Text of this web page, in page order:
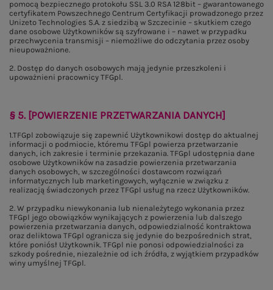
pomocą bezpiecznego protokołu SSL 3.0 RSA 128bit – gwarantowanego
certyfikatem Powszechnego Centrum Certyfikacji prowadzonego przez
Unizeto Technologies S.A. z siedzibą w Szczecinie – skutkiem czego
dane osobowe Użytkowników są szyfrowane i – nawet w przypadku
przechwycenia transmisji – niemożliwe do odczytania przez osoby
nieupoważnione.
2. Dostęp do danych osobowych mają jedynie przeszkoleni i
upoważnieni pracownicy TFGpl.
§ 5. [POWIERZENIE PRZETWARZANIA DANYCH]
1.TFGpl zobowiązuje się zapewnić Użytkownikowi dostęp do aktualnej
informacji o podmiocie, któremu TFGpl powierza przetwarzanie
danych, ich zakresie i terminie przekazania. TFGpl udostępnia dane
osobowe Użytkowników na zasadzie powierzenia przetwarzania
danych osobowych, w szczególności dostawcom rozwiązań
informatycznych lub marketingowych, wyłącznie w związku z
realizacją świadczonych przez TFGpl usług na rzecz Użytkowników.
2. W przypadku niewykonania lub nienależytego wykonania przez
TFGpl jego obowiązków wynikających z powierzenia lub dalszego
powierzenia przetwarzania danych, odpowiedzialność kontraktowa
oraz deliktowa TFGpl ogranicza się jedynie do bezpośrednich strat,
które poniósł Użytkownik. TFGpl nie ponosi odpowiedzialności za
szkody pośrednie, niezależnie od ich źródła, z wyjątkiem przypadków
winy umyślnej TFGpl.